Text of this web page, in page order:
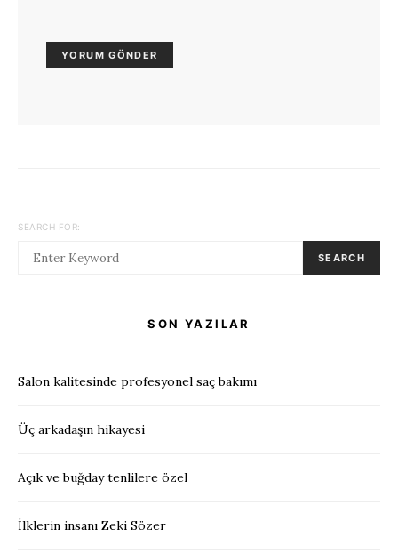
SEARCH FOR:
SEARCH
SON YAZILAR
Salon kalitesinde profesyonel saç bakımı
Üç arkadaşın hikayesi
Açık ve buğday tenlilere özel
İlklerin insanı Zeki Sözer